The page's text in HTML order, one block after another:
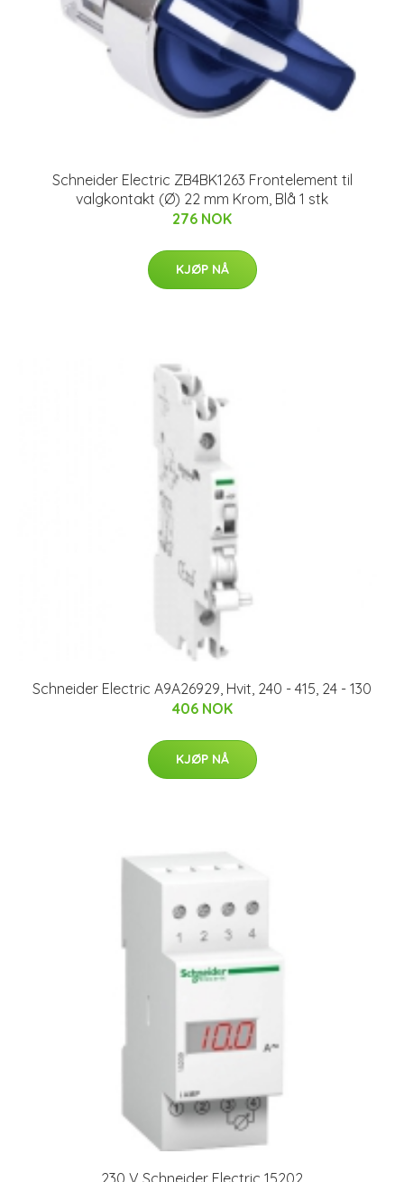
Schneider Electric ZB4BK1263 Frontelement til
valgkontakt (Ø) 22 mm Krom, Blå 1 stk
276 NOK
KJØP NÅ
Schneider Electric A9A26929, Hvit, 240 - 415, 24 - 130
406 NOK
KJØP NÅ
230 V Schneider Electric 15202